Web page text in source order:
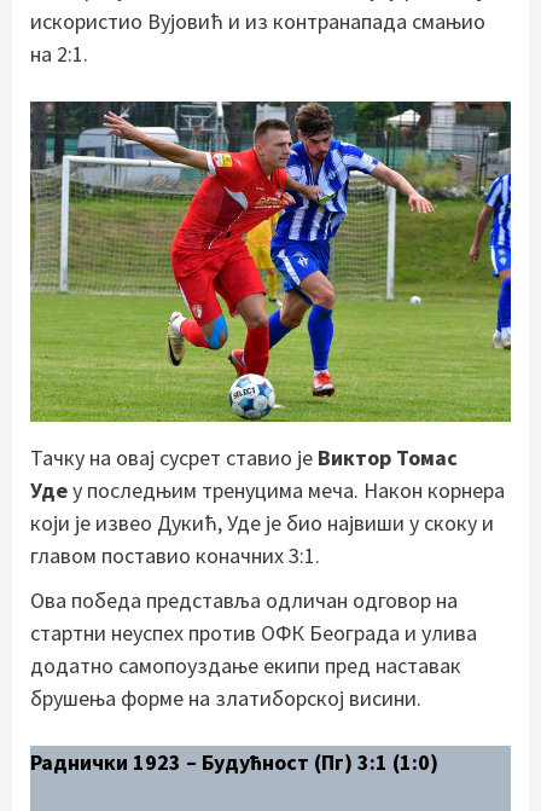
искористио Вујовић и из контранапада смањио
на 2:1.
Тачку на овај сусрет ставио је Виктор Томас
Удеу последњим тренуцима меча. Након корнера
који је извео Дукић, Уде је био највиши у скоку и
главом поставио коначних 3:1.
Ова победа представља одличан одговор на
стартни неуспех против ОФК Београда и улива
додатно самопоуздање екипи пред наставак
брушења форме на златиборској висини.
Раднички 1923 – Будућност (Пг) 3:1 (1:0)